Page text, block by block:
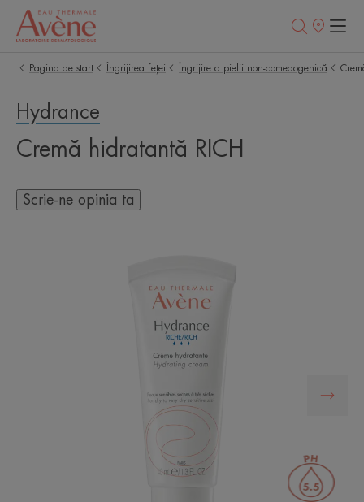
Retailerii
Pagina de start Îngrijirea feței Îngrijire a pielii non-comedogenică
Hydrance
Cremă hidratantă RICH
Scrie-ne opinia ta